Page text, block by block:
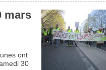
mars
ont
30